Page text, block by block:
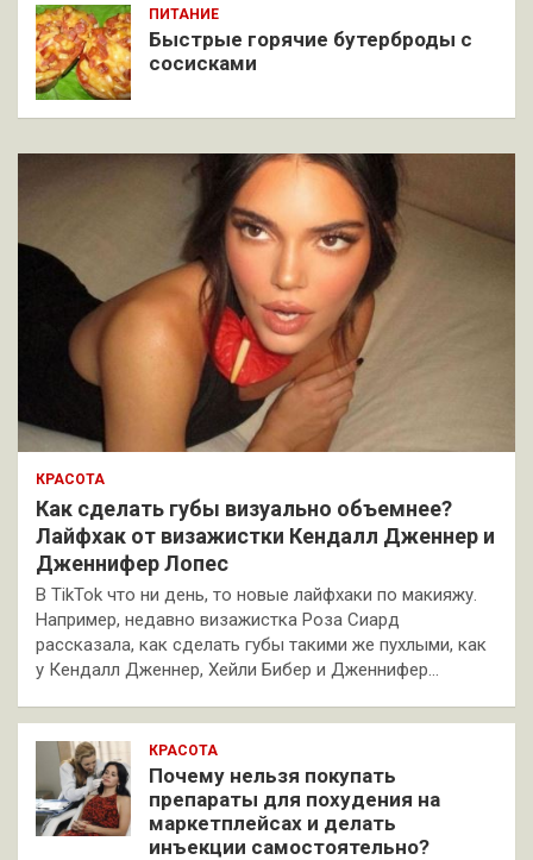
ПИТАНИЕ
Быстрые горячие бутерброды с
сосисками
КРАСОТА
Как сделать губы визуально объемнее?
Лайфхак от визажистки Кендалл Дженнер и
Дженнифер Лопес
В TikTok что ни день, то новые лайфхаки по макияжу.
Например, недавно визажистка Роза Сиард
рассказала, как сделать губы такими же пухлыми, как
у Кендалл Дженнер, Хейли Бибер и Дженнифер…
КРАСОТА
Почему нельзя покупать
препараты для похудения на
маркетплейсах и делать
инъекции самостоятельно?